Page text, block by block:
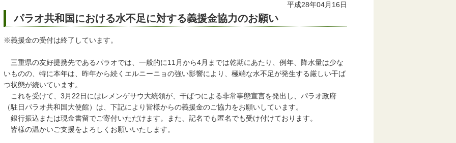
印刷する
平成28年04月16日
パラオ共和国における水不足に対する義援金協力のお願い
※義援金の受付は終了しています。
三重県の友好提携先であるパラオでは、一般的に11月から4月までは乾期にあたり、例年、降水量は少な
いものの、特に本年は、昨年から続くエルニーニョの強い影響により、極端な水不足が発生する厳しい干ば
つ状態が続いています。
これを受けて、3月22日にはレメンゲサウ大統領が、干ばつによる非常事態宣言を発出し、パラオ政府
（駐日パラオ共和国大使館）は、下記により皆様からの義援金のご協力をお願いしています。
銀行振込または現金書留でご寄付いただけます。また、記名でも匿名でも受け付けております。
皆様の温かいご支援をよろしくお願いいたします。